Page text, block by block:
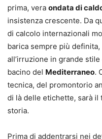
prima, vera ondata di
insistenza crescente. Da
di calcolo internazionali
barica sempre più
all’irruzione in grande stile
bacino del Mediterraneo.
tecnica, del promontorio
di là delle etichette, sarà il
storia.
Prima di addentrarsi nei